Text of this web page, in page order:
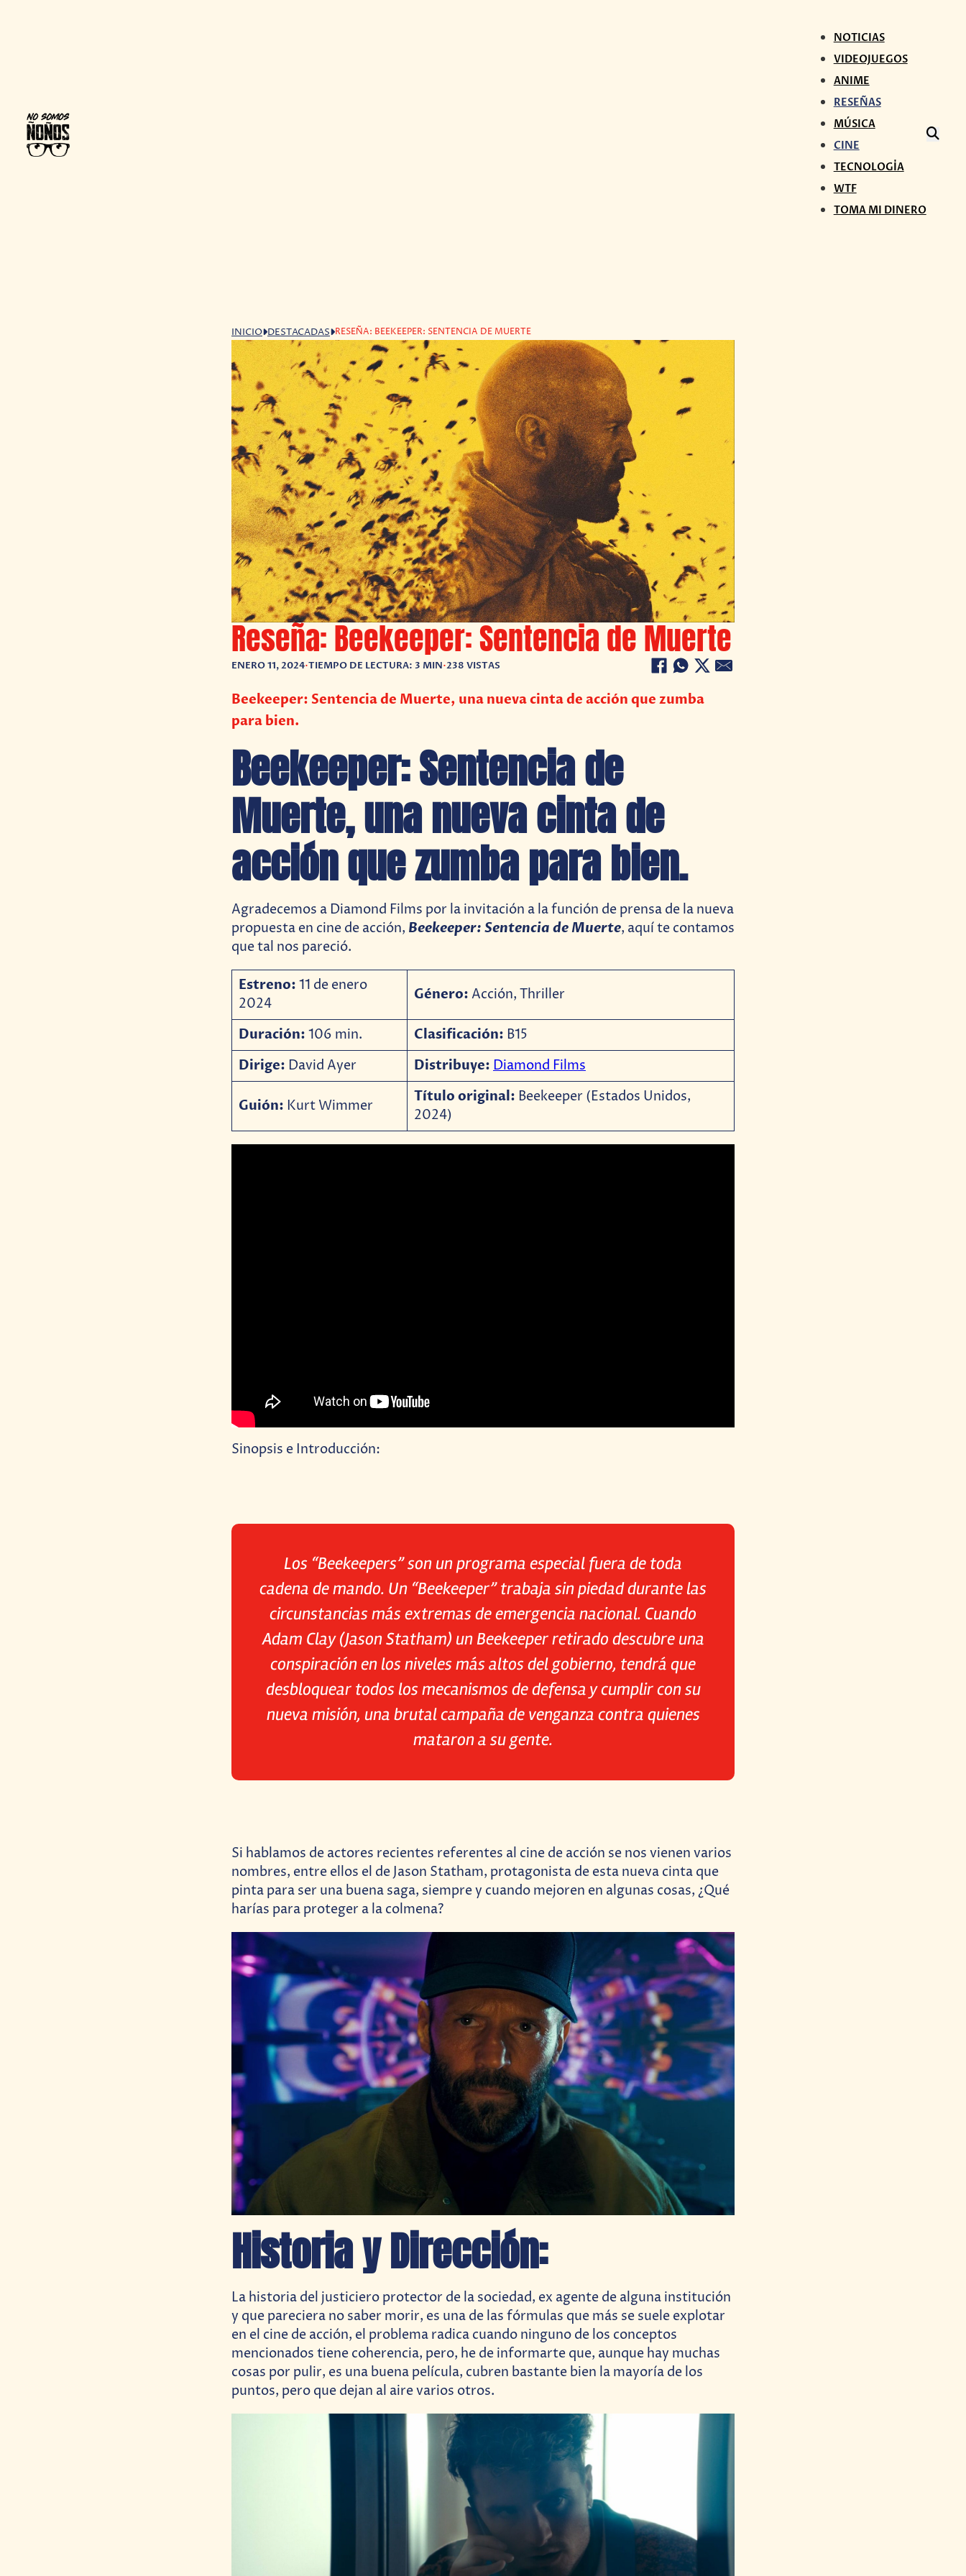
NOTICIAS
VIDEOJUEGOS
ANIME
RESEÑAS
MÚSICA
CINE
TECNOLOGÍA
WTF
TOMA MI DINERO
INICIO DESTACADAS RESEÑA: BEEKEEPER: SENTENCIA DE MUERTE
Reseña: Beekeeper: Sentencia de Muerte
ENERO 11, 2024•TIEMPO DE LECTURA: 3 MIN•238 VISTAS
Beekeeper: Sentencia de Muerte, una nueva cinta de acción que zumba
para bien.
Beekeeper: Sentencia de
Muerte, una nueva cinta de
acción que zumba para bien.
Agradecemos a Diamond Films por la invitación a la función de prensa de la nueva
propuesta en cine de acción, Beekeeper: Sentencia de Muerte, aquí te contamos
que tal nos pareció.
Estreno: 11 de enero
2024
Género: Acción, Thriller
Duración: 106 min. Clasificación: B15
Dirige: David Ayer Distribuye: Diamond Films
Guión: Kurt Wimmer
Título original: Beekeeper (Estados Unidos,
2024)
Sinopsis e Introducción:
Los “Beekeepers” son un programa especial fuera de toda
cadena de mando. Un “Beekeeper” trabaja sin piedad durante las
circunstancias más extremas de emergencia nacional. Cuando
Adam Clay (Jason Statham) un Beekeeper retirado descubre una
conspiración en los niveles más altos del gobierno, tendrá que
desbloquear todos los mecanismos de defensa y cumplir con su
nueva misión, una brutal campaña de venganza contra quienes
mataron a su gente.
Si hablamos de actores recientes referentes al cine de acción se nos vienen varios
nombres, entre ellos el de Jason Statham, protagonista de esta nueva cinta que
pinta para ser una buena saga, siempre y cuando mejoren en algunas cosas, ¿Qué
harías para proteger a la colmena?
Historia y Dirección:
La historia del justiciero protector de la sociedad, ex agente de alguna institución
y que pareciera no saber morir, es una de las fórmulas que más se suele explotar
en el cine de acción, el problema radica cuando ninguno de los conceptos
mencionados tiene coherencia, pero, he de informarte que, aunque hay muchas
cosas por pulir, es una buena película, cubren bastante bien la mayoría de los
puntos, pero que dejan al aire varios otros.